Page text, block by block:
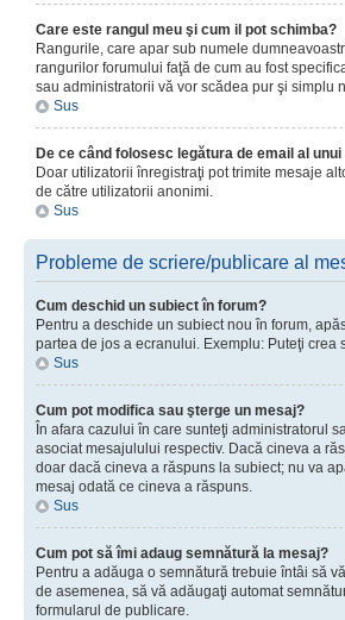
Care este rangul meu şi cum il pot schimba?
Rangurile, care apar sub numele
rangurilor forumului faţă de cum au fost
sau administratorii vă vor scădea pur şi simplu
Sus
De ce când folosesc legătura de email al
Doar utilizatorii înregistraţi pot trimite mesaje
de către utilizatorii anonimi.
Sus
Probleme de scriere/publicare al
Cum deschid un subiect în forum?
Pentru a deschide un subiect nou în forum,
partea de jos a ecranului. Exemplu: Puteţi crea
Sus
Cum pot modifica sau şterge un mesaj?
În afara cazului în care sunteţi administratorul
asociat mesajulului respectiv. Dacă cineva a
doar dacă cineva a răspuns la subiect; nu va
mesaj odată ce cineva a răspuns.
Sus
Cum pot să îmi adaug semnătură la mesaj?
Pentru a adăuga o semnătură trebuie întâi să
de asemenea, să vă adăugaţi automat
formularul de publicare.